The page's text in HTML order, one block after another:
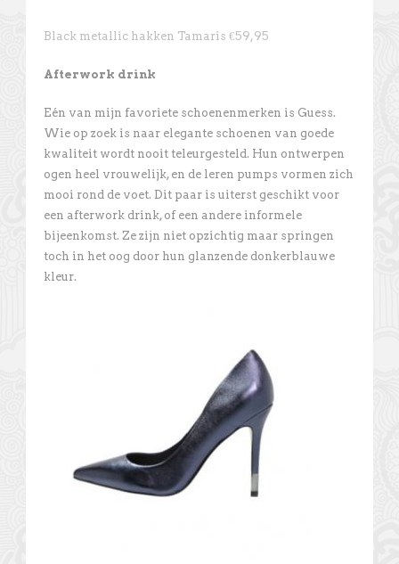
Black metallic hakken Tamaris €59,95
Afterwork drink
Eén van mijn favoriete schoenenmerken is Guess.
Wie op zoek is naar elegante schoenen van goede
kwaliteit wordt nooit teleurgesteld. Hun ontwerpen
ogen heel vrouwelijk, en de leren pumps vormen zich
mooi rond de voet. Dit paar is uiterst geschikt voor
een afterwork drink, of een andere informele
bijeenkomst. Ze zijn niet opzichtig maar springen
toch in het oog door hun glanzende donkerblauwe
kleur.